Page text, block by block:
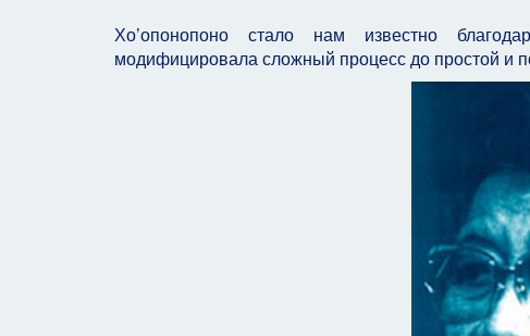
Хо’опонопоно стало нам известно
модифицировала сложный процесс до простой и